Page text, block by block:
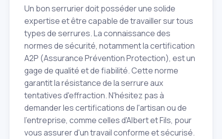
Un bon serrurier doit posséder une solide
expertise et être capable de travailler sur tous
types de serrures. La connaissance des
normes de sécurité, notamment la certification
A2P (Assurance Prévention Protection), est un
gage de qualité et de fiabilité. Cette norme
garantit la résistance de la serrure aux
tentatives d'effraction. N'hésitez pas à
demander les certifications de l'artisan ou de
l'entreprise, comme celles d'Albert et Fils, pour
vous assurer d'un travail conforme et sécurisé.